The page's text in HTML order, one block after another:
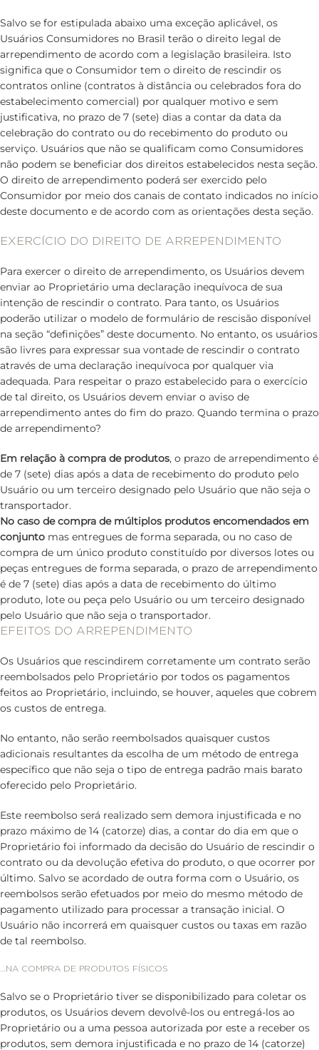
Salvo se for estipulada abaixo uma exceção aplicável, os
Usuários Consumidores no Brasil terão o direito legal de
arrependimento de acordo com a legislação brasileira. Isto
significa que o Consumidor tem o direito de rescindir os
contratos online (contratos à distância ou celebrados fora do
estabelecimento comercial) por qualquer motivo e sem
justificativa, no prazo de 7 (sete) dias a contar da data da
celebração do contrato ou do recebimento do produto ou
serviço. Usuários que não se qualificam como Consumidores
não podem se beneficiar dos direitos estabelecidos nesta seção.
O direito de arrependimento poderá ser exercido pelo
Consumidor por meio dos canais de contato indicados no início
deste documento e de acordo com as orientações desta seção.
EXERCÍCIO DO DIREITO DE ARREPENDIMENTO
Para exercer o direito de arrependimento, os Usuários devem
enviar ao Proprietário uma declaração inequívoca de sua
intenção de rescindir o contrato. Para tanto, os Usuários
poderão utilizar o modelo de formulário de rescisão disponível
na seção “definições” deste documento. No entanto, os usuários
são livres para expressar sua vontade de rescindir o contrato
através de uma declaração inequívoca por qualquer via
adequada. Para respeitar o prazo estabelecido para o exercício
de tal direito, os Usuários devem enviar o aviso de
arrependimento antes do fim do prazo. Quando termina o prazo
de arrependimento?
Em relação à compra de produtos, o prazo de arrependimento é
de 7 (sete) dias após a data de recebimento do produto pelo
Usuário ou um terceiro designado pelo Usuário que não seja o
transportador.
No caso de compra de múltiplos produtos encomendados em
conjunto mas entregues de forma separada, ou no caso de
compra de um único produto constituído por diversos lotes ou
peças entregues de forma separada, o prazo de arrependimento
é de 7 (sete) dias após a data de recebimento do último
produto, lote ou peça pelo Usuário ou um terceiro designado
pelo Usuário que não seja o transportador.
EFEITOS DO ARREPENDIMENTO
Os Usuários que rescindirem corretamente um contrato serão
reembolsados pelo Proprietário por todos os pagamentos
feitos ao Proprietário, incluindo, se houver, aqueles que cobrem
os custos de entrega.
No entanto, não serão reembolsados quaisquer custos
adicionais resultantes da escolha de um método de entrega
específico que não seja o tipo de entrega padrão mais barato
oferecido pelo Proprietário.
Este reembolso será realizado sem demora injustificada e no
prazo máximo de 14 (catorze) dias, a contar do dia em que o
Proprietário foi informado da decisão do Usuário de rescindir o
contrato ou da devolução efetiva do produto, o que ocorrer por
último. Salvo se acordado de outra forma com o Usuário, os
reembolsos serão efetuados por meio do mesmo método de
pagamento utilizado para processar a transação inicial. O
Usuário não incorrerá em quaisquer custos ou taxas em razão
de tal reembolso.
…NA COMPRA DE PRODUTOS FÍSICOS
Salvo se o Proprietário tiver se disponibilizado para coletar os
produtos, os Usuários devem devolvê-los ou entregá-los ao
Proprietário ou a uma pessoa autorizada por este a receber os
produtos, sem demora injustificada e no prazo de 14 (catorze)